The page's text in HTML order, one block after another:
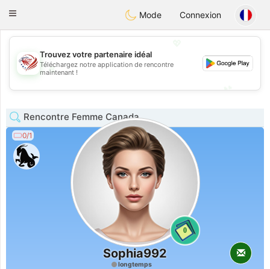
StatesDating
Toggle
Mode Connexion
💖
Trouvez votre partenaire idéal
Téléchargez notre application de rencontre
maintenant !
Rencontre Femme Canada
0/1
0
Sophia992
longtemps